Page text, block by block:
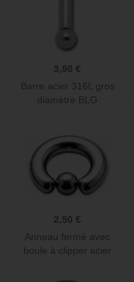
3,90 €
Barre acier 316L gros
diamètre BLG
2,50 €
Anneau fermé avec
boule à clipper acier